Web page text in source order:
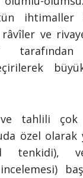
ihtimaller
râvîler ve
tahlili çok
özel olarak
tenkidi),